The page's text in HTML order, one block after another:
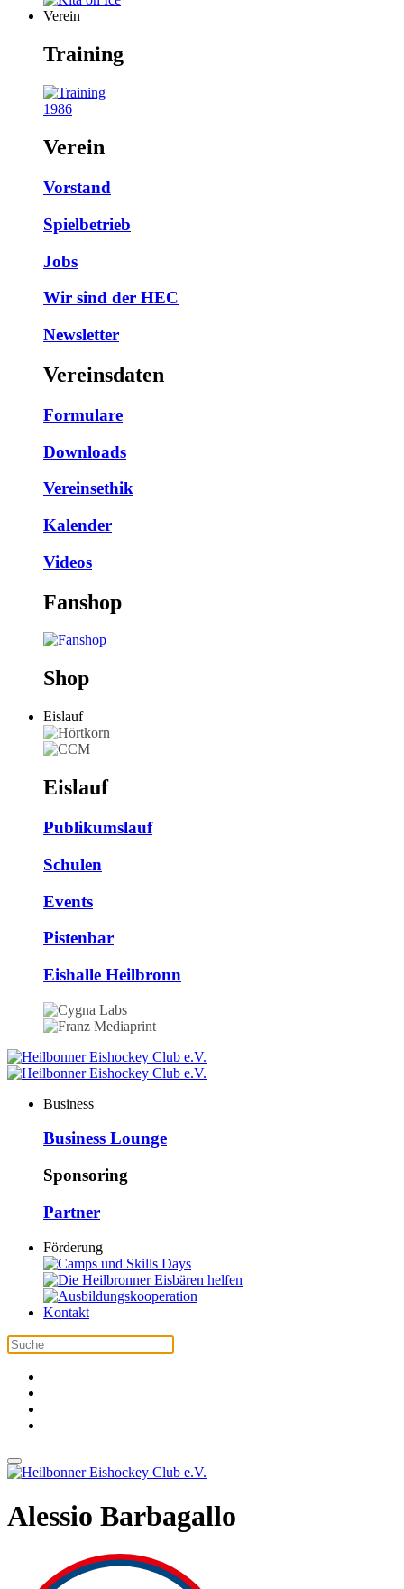
Verein
Training
1986
Verein
Vorstand
Spielbetrieb
Jobs
Wir sind der HEC
Newsletter
Vereinsdaten
Formulare
Downloads
Vereinsethik
Kalender
Videos
Fanshop
Shop
Eislauf
Eislauf
Publikumslauf
Schulen
Events
Pistenbar
Eishalle Heilbronn
Business
Business Lounge
Sponsoring
Partner
Förderung
Kontakt
Alessio Barbagallo